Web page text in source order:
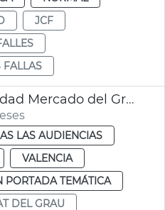
JCF
FALLAS
Conciertos de Navidad Mercado del Grau
LAS AUDIENCIAS
VALENCIA
PORTADA TEMÁTICA
DEL GRAU